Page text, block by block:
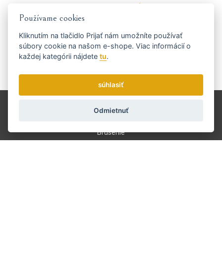
Dostaňte se včas k tomu
nejvýhodnějšímu...
Zasielame novinky a zľavy raz týždenne.
Brúsenie
Používame cookies
Kliknutím na tlačidlo Prijať nám umožníte používať
súbory cookie na našom e-shope. Viac informácií o
každej kategórii nájdetetu.
súhlasiť
Odmietnuť